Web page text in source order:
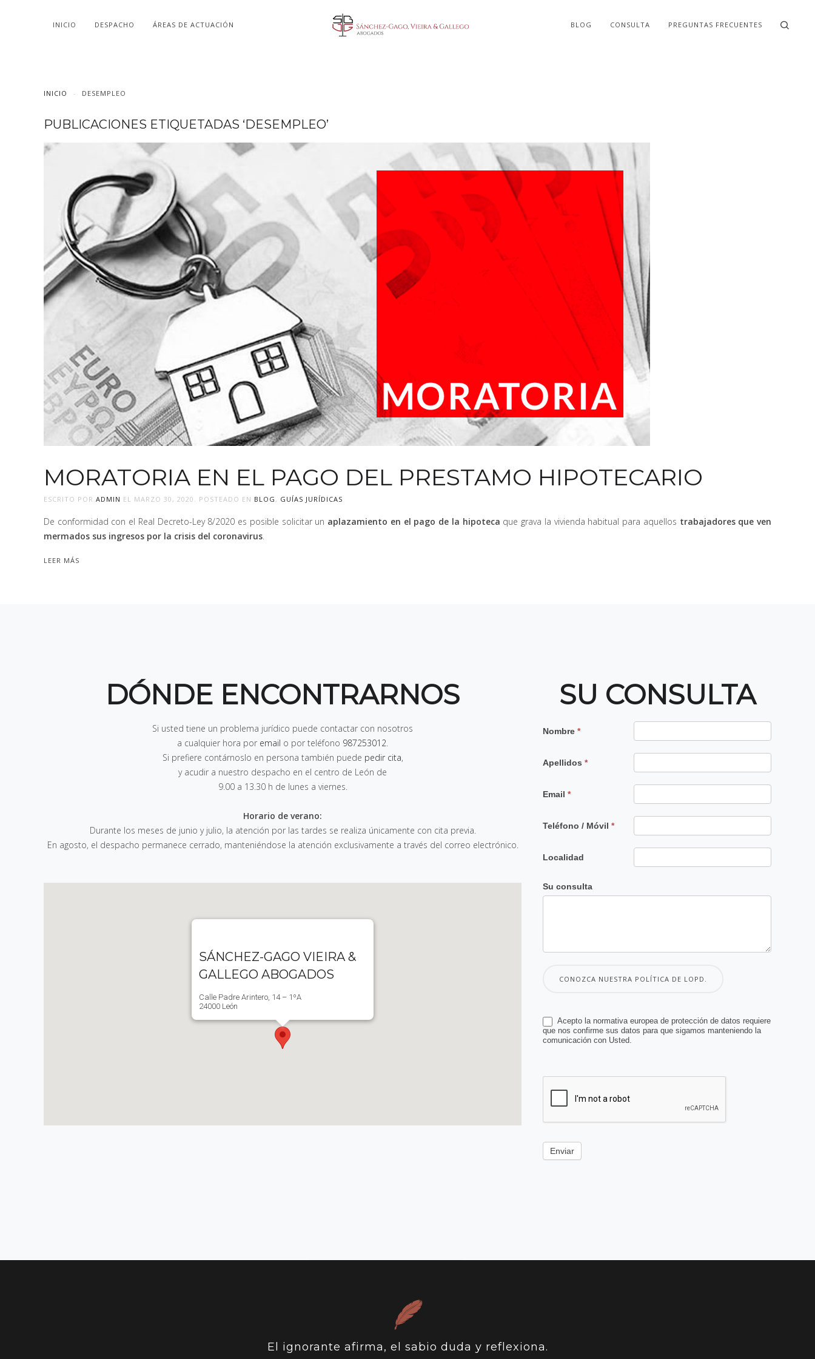
INICIO DESPACHO ÁREAS DE ACTUACIÓN BLOG CONSULTA PREGUNTAS FRECUENTES
INICIO DESEMPLEO
PUBLICACIONES ETIQUETADAS ‘DESEMPLEO’
MORATORIA EN EL PAGO DEL PRESTAMO HIPOTECARIO
ESCRITO POR ADMIN EL MARZO 30, 2020 . POSTEADO EN BLOG , GUÍAS JURÍDICAS
De conformidad con el Real Decreto-Ley 8/2020 es posible solicitar un aplazamiento en el pago de la hipoteca que grava la vivienda habitual para aquellos trabajadores que ven
mermados sus ingresos por la crisis del coronavirus
LEER MÁS
DÓNDE ENCONTRARNOS
Si usted tiene un problema jurídico puede contactar con nosotros
a cualquier hora por email o por teléfono 987253012.
Si prefiere contárnoslo en persona también puede pedir cita,
y acudir a nuestro despacho en el centro de León de
9.00 a 13.30 h de lunes a viernes.
Horario de verano:
Durante los meses de junio y julio, la atención por las tardes se realiza únicamente con cita previa.
En agosto, el despacho permanece cerrado, manteniéndose la atención exclusivamente a través del correo electrónico.
SÁNCHEZ-GAGO VIEIRA &
GALLEGO ABOGADOS
Calle Padre Arintero, 14 – 1ºA
24000 León
SU CONSULTA
Contacto
Nombre*
Apellidos*
Email*
Teléfono / Móvil*
Localidad
Su consulta
CONOZCA NUESTRA POLÍTICA DE LOPD.
Acepto la normativa europea de protección de datos requiere
que nos confirme sus datos para que sigamos manteniendo la
comunicación con Usted.
Enviar
El ignorante afirma, el sabio duda y reflexiona.